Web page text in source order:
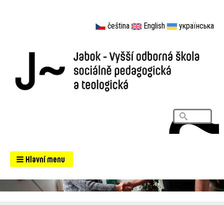
čeština English українська
Search
Hlavní menu